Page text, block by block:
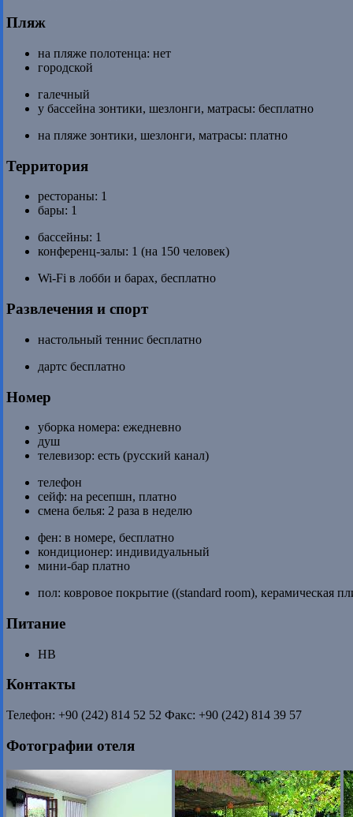
Пляж
на пляже полотенца: нет
городской
галечный
у бассейна зонтики, шезлонги, матрасы: бесплатно
на пляже зонтики, шезлонги, матрасы: платно
Территория
рестораны: 1
бары: 1
бассейны: 1
конференц-залы: 1 (на 150 человек)
Wi-Fi в лобби и барах, бесплатно
Развлечения и спорт
настольный теннис бесплатно
дартс бесплатно
Номер
уборка номера: ежедневно
душ
телевизор: есть (русский канал)
телефон
сейф: на ресепшн, платно
смена белья: 2 раза в неделю
фен: в номере, бесплатно
кондиционер: индивидуальный
мини-бар платно
пол: ковровое покрытие ((standard room), керамическая
Питание
HB
Контакты
Телефон: +90 (242) 814 52 52 Факс: +90 (242) 814 39 57
Фотографии отеля